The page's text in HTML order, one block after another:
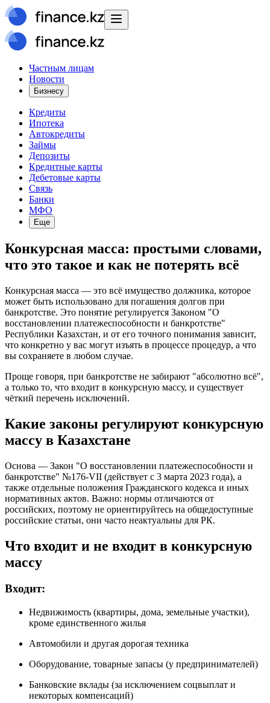
Частным лицам
Новости
Бизнесу
Кредиты
Ипотека
Автокредиты
Займы
Депозиты
Кредитные карты
Дебетовые карты
Связь
Банки
МФО
Еще
Конкурсная масса: простыми словами,
что это такое и как не потерять всё
Конкурсная масса — это всё имущество должника, которое
может быть использовано для погашения долгов при
банкротстве. Это понятие регулируется Законом "О
восстановлении платежеспособности и банкротстве"
Республики Казахстан, и от его точного понимания зависит,
что конкретно у вас могут изъять в процессе процедур, а что
вы сохраняете в любом случае.
Проще говоря, при банкротстве не забирают "абсолютно всё",
а только то, что входит в конкурсную массу, и существует
чёткий перечень исключений.
Какие законы регулируют конкурсную
массу в Казахстане
Основа — Закон "О восстановлении платежеспособности и
банкротстве" №176-VII (действует с 3 марта 2023 года), а
также отдельные положения Гражданского кодекса и иных
нормативных актов. Важно: нормы отличаются от
российских, поэтому не ориентируйтесь на общедоступные
российские статьи, они часто неактуальны для РК.
Что входит и не входит в конкурсную
массу
Входит:
Недвижимость (квартиры, дома, земельные участки),
кроме единственного жилья
Автомобили и другая дорогая техника
Оборудование, товарные запасы (у предпринимателей)
Банковские вклады (за исключением соцвыплат и
некоторых компенсаций)